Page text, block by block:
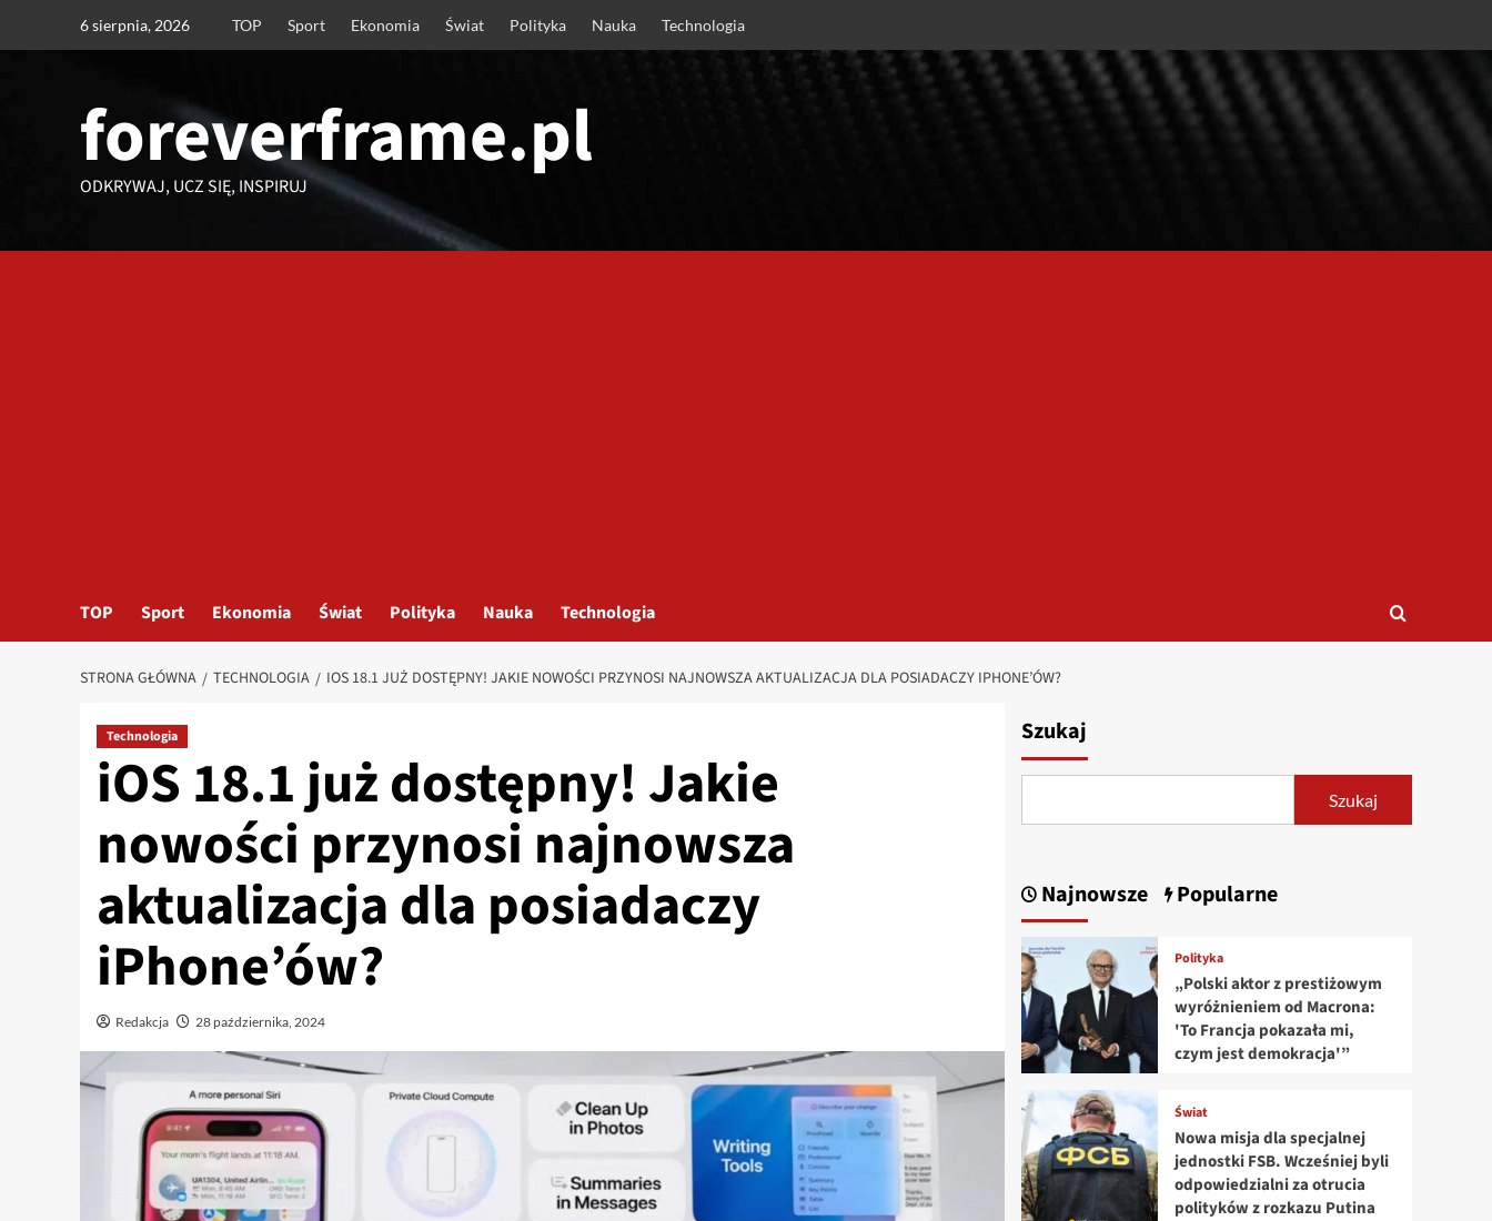
6 sierpnia, 2026 TOP Sport Ekonomia Świat Polityka Nauka Technologia
foreverframe.pl
ODKRYWAJ, UCZ SIĘ, INSPIRUJ
TOP Sport Ekonomia Świat Polityka Nauka Technologia
STRONA GŁÓWNA TECHNOLOGIA IOS 18.1 JUŻ DOSTĘPNY! JAKIE NOWOŚCI PRZYNOSI NAJNOWSZA AKTUALIZACJA DLA POSIADACZY IPHONE’ÓW?
Technologia
iOS 18.1 już dostępny! Jakie
nowości przynosi najnowsza
aktualizacja dla posiadaczy
iPhone’ów?
Redakcja 28 października, 2024
Szukaj
Szukaj
Najnowsze Popularne
Polityka
„Polski aktor z prestiżowym
wyróżnieniem od Macrona:
'To Francja pokazała mi,
czym jest demokracja'”
Świat
Nowa misja dla specjalnej
jednostki FSB. Wcześniej byli
odpowiedzialni za otrucia
polityków z rozkazu Putina